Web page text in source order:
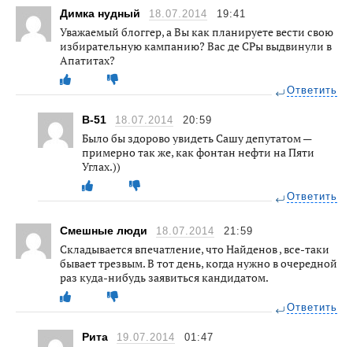
Димка нудный 18.07.2014 19:41
Уважаемый блоггер, а Вы как планируете вести свою
избирательную кампанию? Вас де СРы выдвинули в
Апатитах?
Ответить
B-51 18.07.2014 20:59
Было бы здорово увидеть Сашу депутатом —
примерно так же, как фонтан нефти на Пяти
Углах.))
Ответить
Смешные люди 18.07.2014 21:59
Складывается впечатление, что Найденов , все-таки
бывает трезвым. В тот день, когда нужно в очередной
раз куда-нибудь заявиться кандидатом.
Ответить
Рита 19.07.2014 01:47